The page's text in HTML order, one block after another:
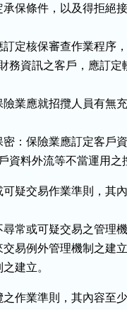
承保條件，以及得拒絕
訂定核保審查作業程序
財務資訊之客戶，應訂
險業應就招攬人員有無
密：保險業應訂定客戶
戶資料外流等不當運用之
疑交易作業準則，其
常或可疑交易之管理機
易例外管理機制之建立
建立。
作業準則，其內容至